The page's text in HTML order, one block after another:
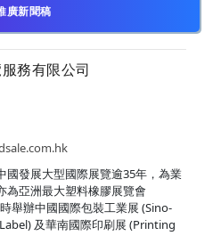
廣新聞稿
務有限公司
國發展大型國際展覽逾35年，為業
為亞洲最大塑料橡膠展覽會
舉辦中國國際包裝工業展 (Sino-
及華南國際印刷展 (Printing